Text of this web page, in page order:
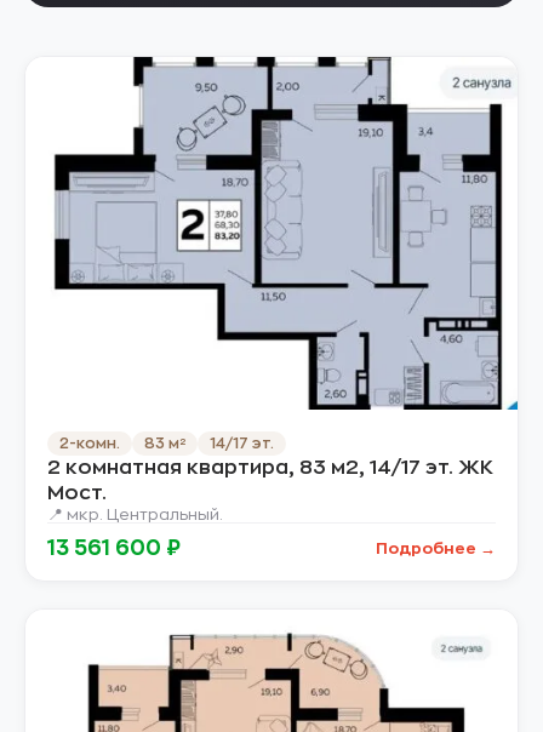
2-комн. 83 м² 14/17 эт.
2 комнатная квартира, 83 м2, 14/17 эт. ЖК
Мост.
📍 мкр. Центральный.
13 561 600 ₽ Подробнее →